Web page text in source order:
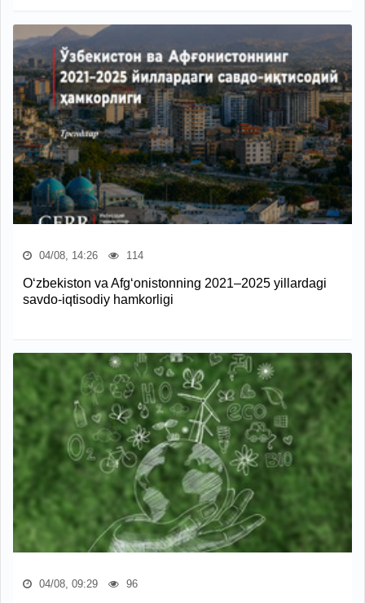
04/08, 14:26 114
O‘zbekiston va Afg‘onistonning 2021–2025 yillardagi
savdo-iqtisodiy hamkorligi
04/08, 09:29 96